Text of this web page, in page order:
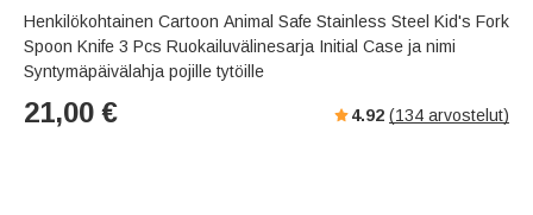
Henkilökohtainen Cartoon Animal Safe Stainless Steel Kid's Fork
Spoon Knife 3 Pcs Ruokailuvälinesarja Initial Case ja nimi
Syntymäpäivälahja pojille tytöille
21,00 € 4.92 (134 arvostelut)